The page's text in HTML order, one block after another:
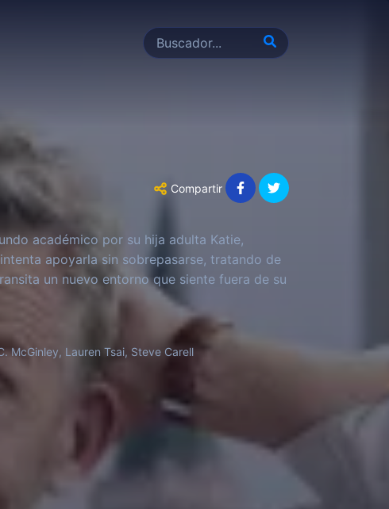
Compartir
académico por su hija adulta Katie,
apoyarla sin sobrepasarse, tratando de
un nuevo entorno que siente fuera de su
McGinley, Lauren Tsai, Steve Carell